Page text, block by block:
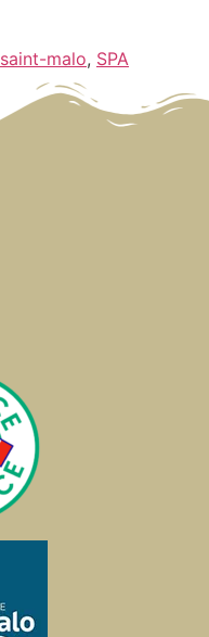
saint-malo, SPA